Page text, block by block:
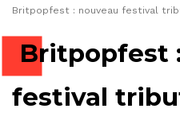
Britpopfest : nouveau festival
Britpopfest
festival